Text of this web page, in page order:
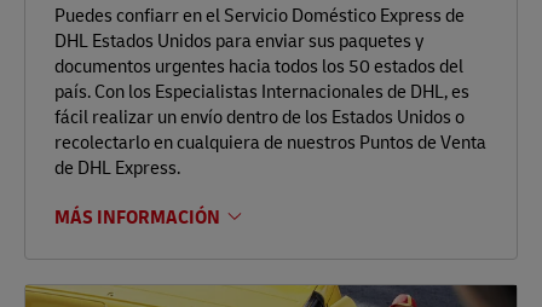
Puedes confiarr en el Servicio Doméstico Express de
DHL Estados Unidos para enviar sus paquetes y
documentos urgentes hacia todos los 50 estados del
país. Con los Especialistas Internacionales de DHL, es
fácil realizar un envío dentro de los Estados Unidos o
recolectarlo en cualquiera de nuestros Puntos de Venta
de DHL Express.
MÁS INFORMACIÓN